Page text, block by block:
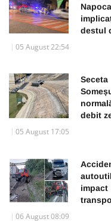
destul
05 August 22:54
debit
05 August 17:05
06 August 08:09